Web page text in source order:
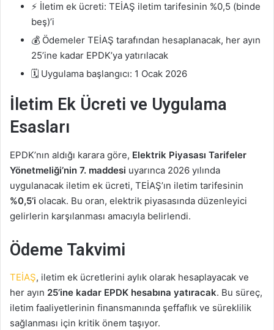
⚡ İletim ek ücreti: TEİAŞ iletim tarifesinin %0,5 (binde
beş)’i
💰 Ödemeler TEİAŞ tarafından hesaplanacak, her ayın
25’ine kadar EPDK’ya yatırılacak
🗓️ Uygulama başlangıcı: 1 Ocak 2026
İletim Ek Ücreti ve Uygulama
Esasları
EPDK’nın aldığı karara göre, Elektrik Piyasası Tarifeler
Yönetmeliği’nin 7. maddesi uyarınca 2026 yılında
uygulanacak iletim ek ücreti, TEİAŞ’ın iletim tarifesinin
%0,5’i olacak. Bu oran, elektrik piyasasında düzenleyici
gelirlerin karşılanması amacıyla belirlendi.
Ödeme Takvimi
TEİAŞ, iletim ek ücretlerini aylık olarak hesaplayacak ve
her ayın 25’ine kadar EPDK hesabına yatıracak. Bu süreç,
iletim faaliyetlerinin finansmanında şeffaflık ve süreklilik
sağlanması için kritik önem taşıyor.